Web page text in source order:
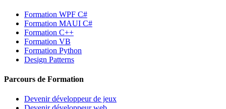
Formation WPF C#
Formation MAUI C#
Formation C++
Formation VB
Formation Python
Design Patterns
Parcours de Formation
Devenir développeur de jeux